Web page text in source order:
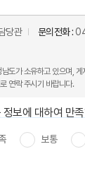
당관 문의전화 :
도가 소유하고 있으며, 게
연락 주시기 바랍니다.
보에 대하여 만
보통